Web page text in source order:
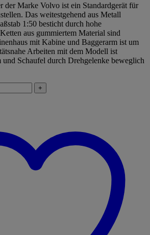
der Marke Volvo ist ein Standardgerät für
Das weitestgehend aus Metall
1:50 besticht durch hohe
aus gummiertem Material sind
mit Kabine und Baggerarm ist um
Arbeiten mit dem Modell ist
Schaufel durch Drehgelenke beweglich